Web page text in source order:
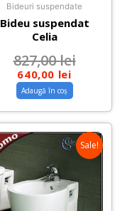
Bideuri suspendate
Bideu suspendat
Celia
827,00lei
640,00 lei
Adaugă în coș
Sale!